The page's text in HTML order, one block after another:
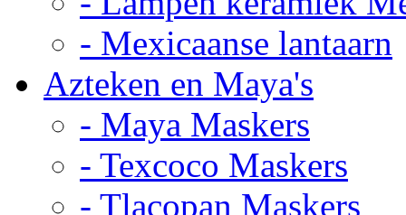
- Mexicaanse lantaarn
Azteken en Maya's
- Maya Maskers
- Texcoco Maskers
- Tlacopan Maskers